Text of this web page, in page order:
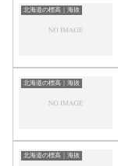
北海道の標高｜海抜
北海道の標高｜海抜
北海道の標高｜海抜